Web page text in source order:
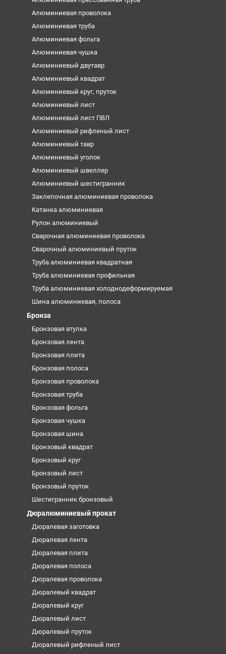
Алюминиевая проволока
Алюминиевая труба
Алюминиевая фольга
Алюминиевая чушка
Алюминиевый двутавр
Алюминиевый квадрат
Алюминиевый круг, пруток
Алюминиевый лист
Алюминиевый лист ПВЛ
Алюминиевый рифленый лист
Алюминиевый тавр
Алюминиевый уголок
Алюминиевый швеллер
Алюминиевый шестигранник
Заклепочная алюминиевая проволока
Катанка алюминиевая
Рулон алюминиевый
Сварочная алюминиевая проволока
Сварочный алюминиевый пруток
Труба алюминиевая квадратная
Труба алюминиевая профильная
Труба алюминиевая холоднодеформируемая
Шина алюминиевая, полоса
Бронза
Бронзовая втулка
Бронзовая лента
Бронзовая плита
Бронзовая полоса
Бронзовая проволока
Бронзовая труба
Бронзовая фольга
Бронзовая чушка
Бронзовая шина
Бронзовый квадрат
Бронзовый круг
Бронзовый лист
Бронзовый пруток
Шестигранник бронзовый
Дюралюминиевый прокат
Дюралевая заготовка
Дюралевая лента
Дюралевая плита
Дюралевая полоса
Дюралевая проволока
Дюралевый квадрат
Дюралевый круг
Дюралевый лист
Дюралевый пруток
Дюралевый рифленый лист